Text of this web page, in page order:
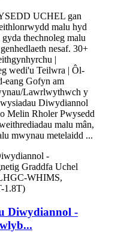
UCHEL gan
malu hyd
thechnoleg malu
nesaf. 30+
|
wedi'u Teilwra | Ôl-
eang Gofyn am
Lawrlwythwch y
Diwydiannol
Melin Rholer Pwysedd
malu mân,
mwynau metelaidd ...
Diwydiannol -